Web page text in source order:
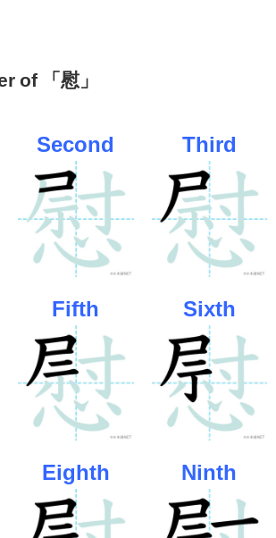
of 「慰」
Second Third
Fifth Sixth
Eighth Ninth